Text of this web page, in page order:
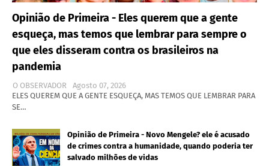
Opinião de Primeira - Eles querem que a gente
esqueça, mas temos que lembrar para sempre o
que eles disseram contra os brasileiros na
pandemia
O OBSERVADOR
Agosto 07, 2026
ELES QUEREM QUE A GENTE ESQUEÇA, MAS TEMOS QUE LEMBRAR PARA
SE…
Opinião de Primeira - Novo Mengele? ele é acusado
de crimes contra a humanidade, quando poderia ter
salvado milhões de vidas